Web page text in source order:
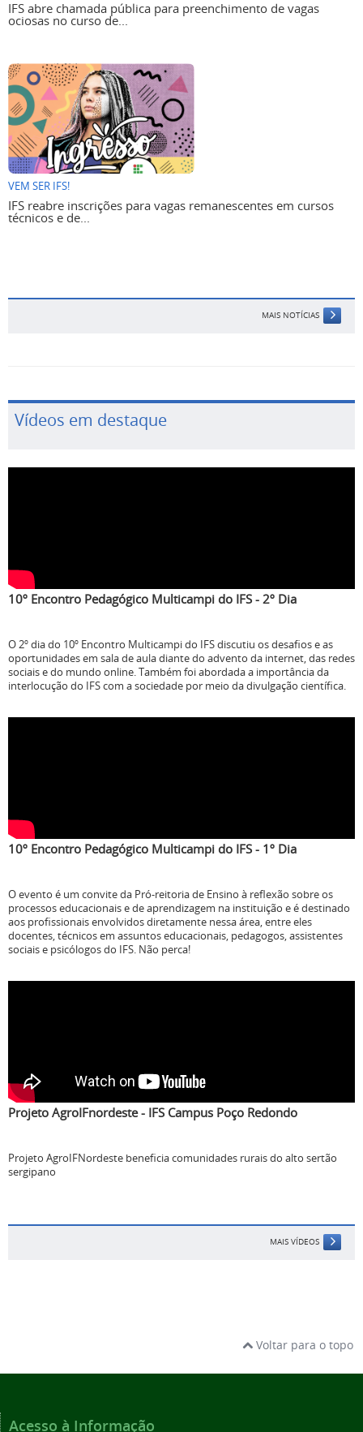
IFS abre chamada pública para preenchimento de vagas
ociosas no curso de...
VEM SER IFS!
IFS reabre inscrições para vagas remanescentes em cursos
técnicos e de...
MAIS NOTÍCIAS
Vídeos em destaque
10º Encontro Pedagógico Multicampi do IFS - 2º Dia
O 2º dia do 10º Encontro Multicampi do IFS discutiu os desafios e as
oportunidades em sala de aula diante do advento da internet, das redes
sociais e do mundo online. Também foi abordada a importância da
interlocução do IFS com a sociedade por meio da divulgação científica.
10º Encontro Pedagógico Multicampi do IFS - 1º Dia
O evento é um convite da Pró-reitoria de Ensino à reflexão sobre os
processos educacionais e de aprendizagem na instituição e é destinado
aos profissionais envolvidos diretamente nessa área, entre eles
docentes, técnicos em assuntos educacionais, pedagogos, assistentes
sociais e psicólogos do IFS. Não perca!
Projeto AgroIFnordeste - IFS Campus Poço Redondo
Projeto AgroIFNordeste beneficia comunidades rurais do alto sertão
sergipano
MAIS VÍDEOS
Voltar para o topo
Acesso à Informação